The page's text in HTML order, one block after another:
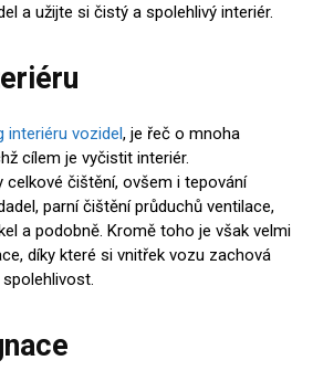
a užijte si čistý a spolehlivý interiér.
interiéru vozidel, je řeč o mnoha
cílem je vyčistit interiér.
čištění, ovšem i tepování
parní čištění průduchů ventilace,
a podobně. Kromě toho je však velmi
díky které si vnitřek vozu zachová